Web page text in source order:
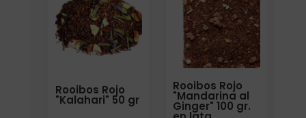
Rooibos Rojo
"Kalahari" 50 gr
Rooibos Rojo
"Mandarina al
Ginger" 100 gr.